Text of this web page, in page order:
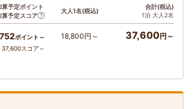
算予定ポイント
算予定スコア
大人1名(税込)
合計(税込)
1泊 大人2名
752ポイント～
37,600スコア～
18,800円～ 37,600円～